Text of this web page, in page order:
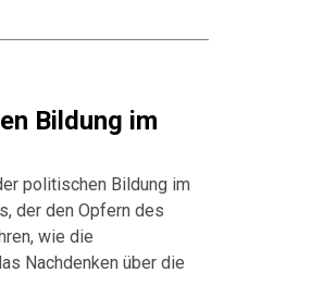
Bildung im
politischen Bildung im
der den Opfern des
wie die
Nachdenken über die